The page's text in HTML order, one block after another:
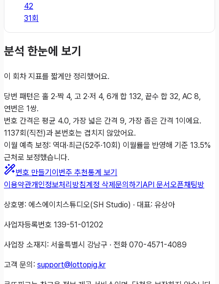
42
31회
분석 한눈에 보기
이 회차 지표를 짧게만 정리했어요.
당번 패턴은 홀 2·짝 4, 고 2·저 4, 6개 합 132, 끝수 합 32, AC 8,
연번은 1쌍.
번호 간격은 평균 4.0, 가장 넓은 간격 9, 가장 좁은 간격 1이에요.
1137회(직전)과 본번호는 겹치지 않았어요.
이월 예측 보정: 역대·최근(52주·10회) 이월률을 반영해 기준 13.5%
근처로 보정했습니다.
번호 만들기 이번주 추천통계 보기
이용약관개인정보처리방침계정 삭제 문의하기 API 문서오픈채팅방
상호명: 에스에이치스튜디오(SH Studio) · 대표: 유상아
사업자등록번호 139-51-01202
사업장 소재지: 서울특별시 강남구 · 전화 070-4571-4089
고객 문의: support@lottopig.kr